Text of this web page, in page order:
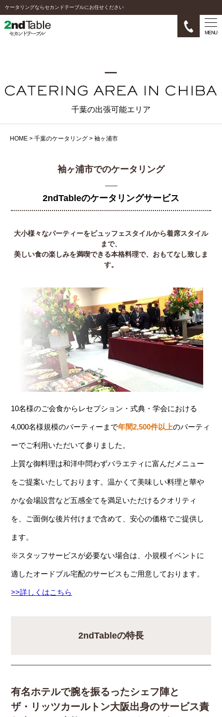
ケータリングならセカンドテーブルにお任せください
MENU
千葉の出張可能エリア
HOME > 千葉のケータリング > 袖ヶ浦市
袖ヶ浦市でのケータリング
2ndTableのケータリングサービス
大小様々なパーティーをビュッフェスタイルから着席スタイル
まで、
美しい食の楽しみを満喫できる本格料理で、おもてなし致しま
す。
10名様のご会食からレセプション・式典・学会における
4,000名様規模のパーティーまで年間2,500件以上のパーティ
ーでご利用いただいて参りました。
上質な御料理は和洋中問わずバラエティに富んだメニュー
をご提案いたしております。温かくて美味しい料理と華や
かな会場設営など五感全てを満足いただけるクオリティ
を、ご面倒な後片付けまで含めて、安心の価格でご提供し
ます。
※スタッフサービスが必要ない場合は、小規模イベントに
適したオードブル宅配のサービスもご用意しております。
>>詳しくはこちら
2ndTableの特長
有名ホテルで腕を振るったシェフ陣と
ザ・リッツカールトン大阪出身のサービス責